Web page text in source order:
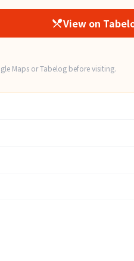
View on
Maps or Tabelog before visiting.